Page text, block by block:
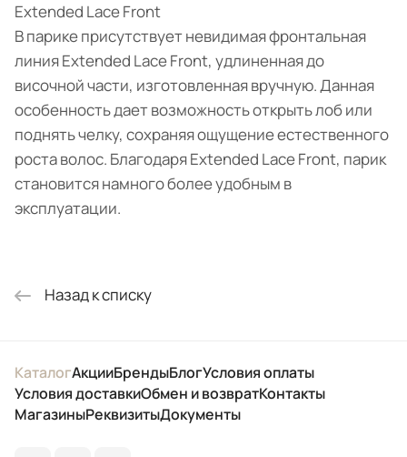
Extended Lace Front
В парике присутствует невидимая фронтальная
линия Extended Lace Front, удлиненная до
височной части, изготовленная вручную. Данная
особенность дает возможность открыть лоб или
поднять челку, сохраняя ощущение естественного
роста волос. Благодаря Extended Lace Front, парик
становится намного более удобным в
эксплуатации.
Назад к списку
КаталогАкцииБрендыБлогУсловия оплаты
Условия доставкиОбмен и возвратКонтакты
МагазиныРеквизитыДокументы